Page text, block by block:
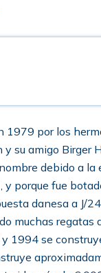
1979 por los
y su amigo Birger
debido a la
y porque fue
danesa a J/
muchas regatas
1994 se